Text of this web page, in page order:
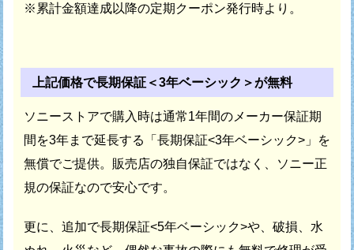
※累計金額達成以降の定期クーポン発行時より。
上記価格で長期保証＜3年ベーシック＞が無料
ソニーストアで購入時は通常1年間のメーカー保証期
間を3年まで延長する「長期保証<3年ベーシック>」を
無償でご提供。 販売店の独自保証ではなく、ソニー正
規の保証なので安心です。
更に、追加で長期保証<5年ベーシック>や、破損、水